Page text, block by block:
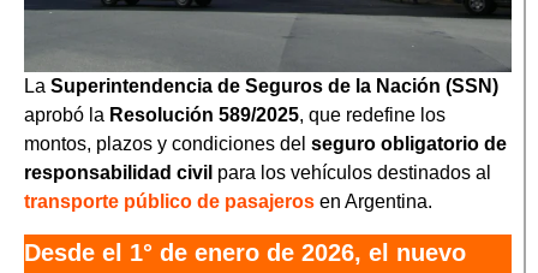
La Superintendencia de Seguros de la Nación (SSN)
aprobó la Resolución 589/2025, que redefine los
montos, plazos y condiciones del seguro obligatorio de
responsabilidad civil para los vehículos destinados al
transporte público de pasajeros en Argentina.
Desde el 1° de enero de 2026, el nuevo